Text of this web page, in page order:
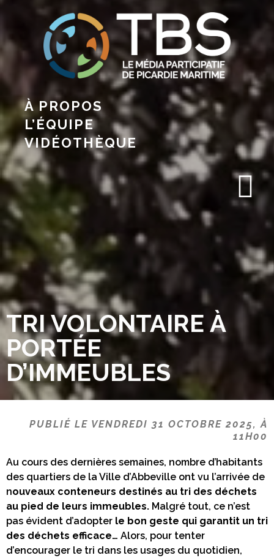
À PROPOS
L’ÉQUIPE
VIDÉOTHÈQUE
TRI VOLONTAIRE À
PORTÉE
D’IMMEUBLES
PUBLIÉ LE VENDREDI 31 OCTOBRE 2025, À
11H00
Au cours des dernières semaines, nombre d’habitants
des quartiers de la Ville d’Abbeville ont vu l’arrivée de
nouveaux conteneurs destinés au tri des déchets
au pied de leurs immeubles. Malgré tout, ce n’est
pas évident d’adopter le bon geste qui garantit un tri
des déchets efficace… Alors, pour tenter
d’encourager le tri dans les usages du quotidien,